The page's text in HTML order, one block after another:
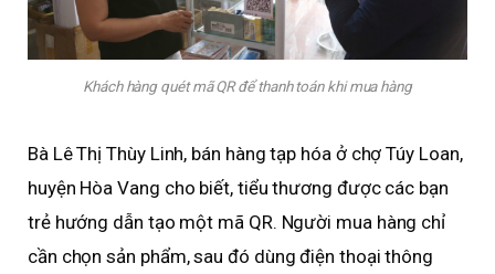
Khách hàng quét mã QR để thanh toán khi mua hàng
Bà Lê Thị Thùy Linh, bán hàng tạp hóa ở chợ Túy Loan,
huyện Hòa Vang cho biết, tiểu thương được các bạn
trẻ hướng dẫn tạo một mã QR. Người mua hàng chỉ
cần chọn sản phẩm, sau đó dùng điện thoại thông